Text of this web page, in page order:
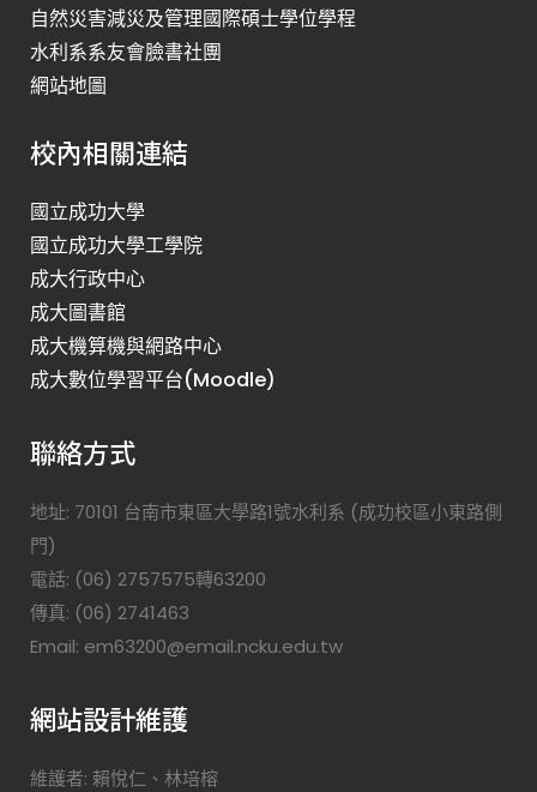
自然災害減災及管理國際碩士學位學程
水利系系友會臉書社團
網站地圖
校內相關連結
國立成功大學
國立成功大學工學院
成大行政中心
成大圖書館
成大機算機與網路中心
成大數位學習平台(Moodle)
聯絡方式
地址: 70101 台南市東區大學路1號水利系 (成功校區小東路側
門)
電話: (06) 2757575轉63200
傳真: (06) 2741463
Email: em63200@email.ncku.edu.tw
網站設計維護
維護者: 賴悅仁、林培榕